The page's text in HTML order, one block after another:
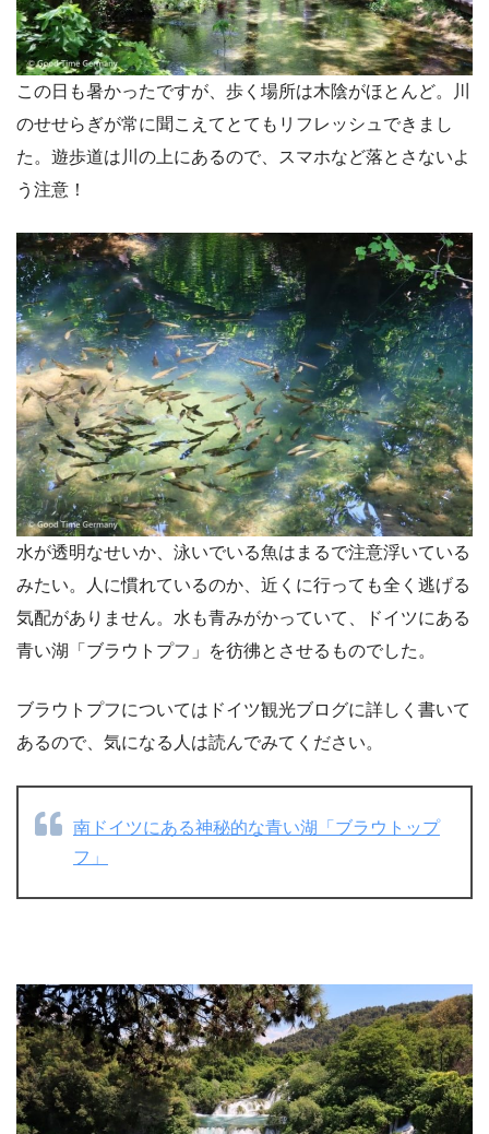
この日も暑かったですが、歩く場所は木陰がほとんど。川
のせせらぎが常に聞こえてとてもリフレッシュできまし
た。遊歩道は川の上にあるので、スマホなど落とさないよ
う注意！
水が透明なせいか、泳いでいる魚はまるで注意浮いている
みたい。人に慣れているのか、近くに行っても全く逃げる
気配がありません。水も青みがかっていて、ドイツにある
青い湖「ブラウトプフ」を彷彿とさせるものでした。
ブラウトプフについてはドイツ観光ブログに詳しく書いて
あるので、気になる人は読んでみてください。
南ドイツにある神秘的な青い湖「ブラウトップ
フ」